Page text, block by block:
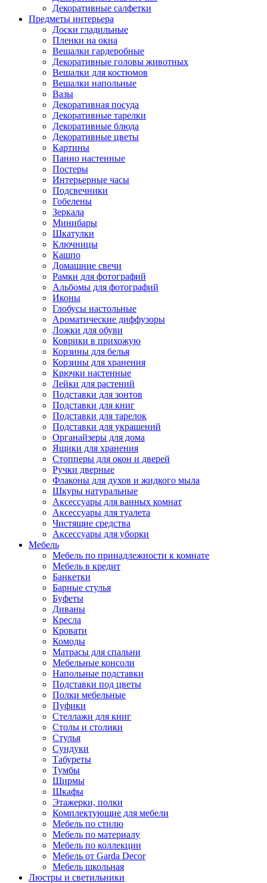
Декоративные салфетки
Предметы интерьера
Доски гладильные
Пленки на окна
Вешалки гардеробные
Декоративные головы животных
Вешалки для костюмов
Вешалки напольные
Вазы
Декоративная посуда
Декоративные тарелки
Декоративные блюда
Декоративные цветы
Картины
Панно настенные
Постеры
Интерьерные часы
Подсвечники
Гобелены
Зеркала
Минибары
Шкатулки
Ключницы
Кашпо
Домашние свечи
Рамки для фотографий
Альбомы для фотографий
Иконы
Глобусы настольные
Ароматические диффузоры
Ложки для обуви
Коврики в прихожую
Корзины для белья
Корзины для хранения
Крючки настенные
Лейки для растений
Подставки для зонтов
Подставки для книг
Подставки для тарелок
Подставки для украшений
Органайзеры для дома
Ящики для хранения
Стопперы для окон и дверей
Ручки дверные
Флаконы для духов и жидкого мыла
Шкуры натуральные
Аксессуары для ванных комнат
Аксессуары для туалета
Чистящие средства
Аксессуары для уборки
Мебель
Мебель по принадлежности к комнате
Мебель в кредит
Банкетки
Барные стулья
Буфеты
Диваны
Кресла
Кровати
Комоды
Матрасы для спальни
Мебельные консоли
Напольные подставки
Подставки под цветы
Полки мебельные
Пуфики
Стеллажи для книг
Столы и столики
Стулья
Сундуки
Табуреты
Тумбы
Ширмы
Шкафы
Этажерки, полки
Комплектующие для мебели
Мебель по стилю
Мебель по материалу
Мебель по коллекции
Мебель от Garda Decor
Мебель школьная
Люстры и светильники